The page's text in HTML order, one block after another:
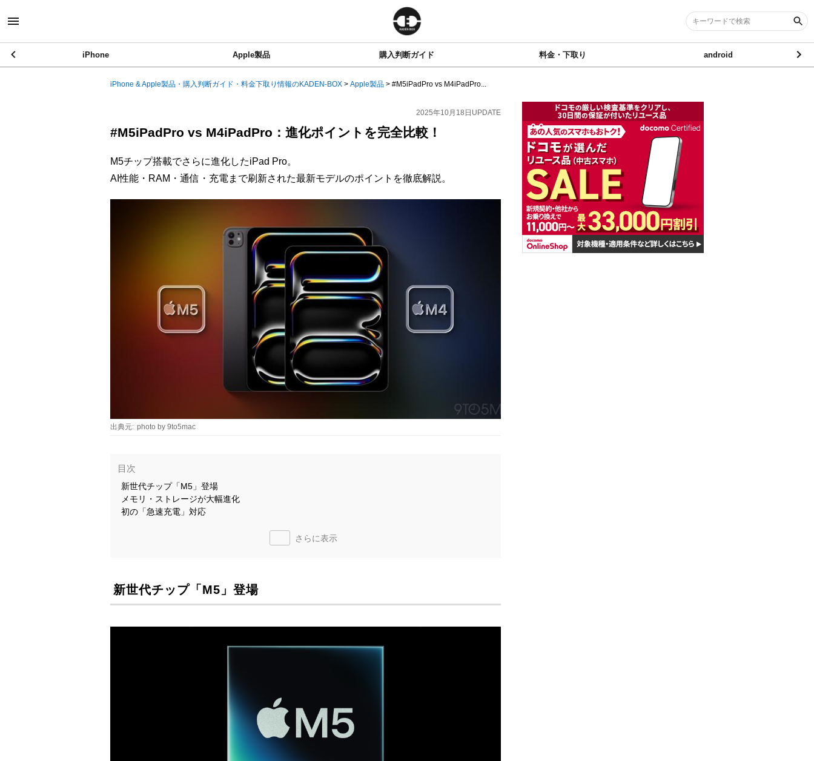
iPhone Apple製品 購入判断ガイド 料金・下取り android
iPhone & Apple製品・購入判断ガイド・料金下取り情報のKADEN-BOX > Apple製品 > #M5iPadPro vs M4iPadPro...
2025年10月18日 UPDATE
#M5iPadPro vs M4iPadPro：進化ポイントを完全比較！
M5チップ搭載でさらに進化したiPad Pro。
AI性能・RAM・通信・充電まで刷新された最新モデルのポイントを徹底解説。
出典元: photo by 9to5mac
目次
新世代チップ「M5」登場
メモリ・ストレージが大幅進化
初の「急速充電」対応
さらに表示
新世代チップ「M5」登場